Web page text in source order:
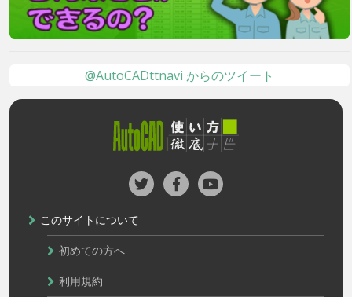
@AutoCADttnavi からのツイート
このサイトについて
初めての方へ
利用規約